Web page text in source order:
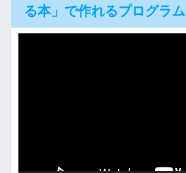
る本」で作れるプログラム